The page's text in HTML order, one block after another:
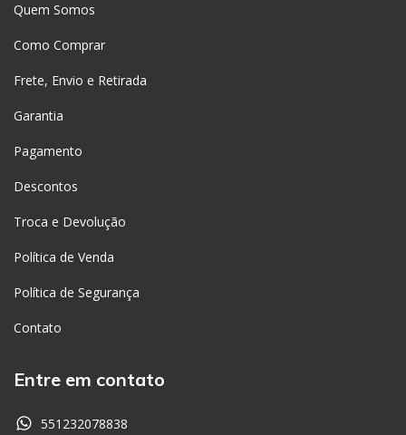
Quem Somos
Como Comprar
Frete, Envio e Retirada
Garantia
Pagamento
Descontos
Troca e Devolução
Política de Venda
Política de Segurança
Contato
Entre em contato
551232078838